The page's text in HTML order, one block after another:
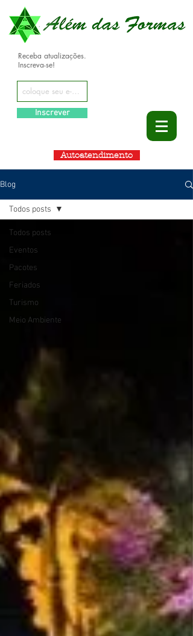
Receba atualizações.
Inscreva-se!
Inscrever
Autoatendimento
Blog
Todos posts
Eventos
Pacotes
Feriados
Turismo
Meio Ambiente
Todos posts